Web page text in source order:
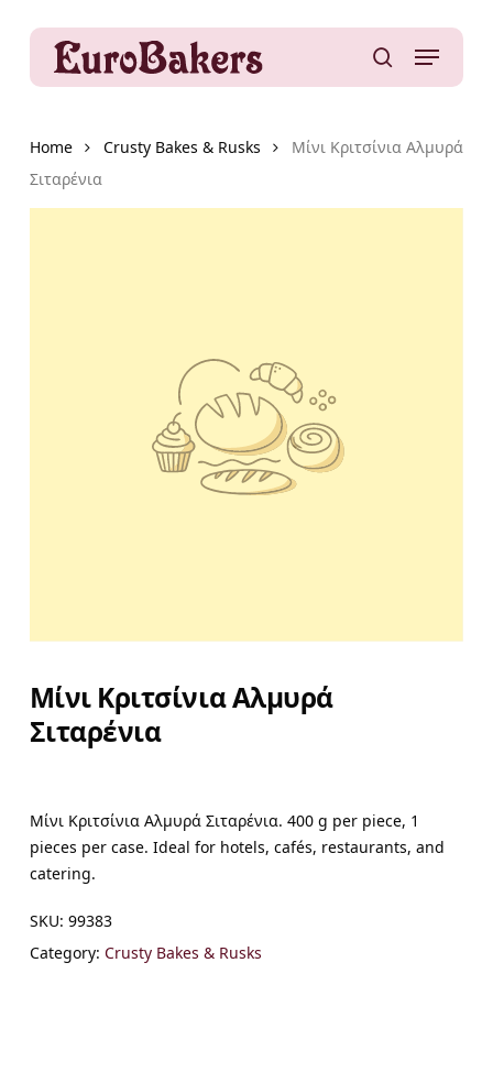
content
Menu
Home Crusty Bakes & Rusks
Μίνι Κριτσίνια Αλμυρά
Σιταρένια
Μίνι Κριτσίνια Αλμυρά
Σιταρένια
Μίνι Κριτσίνια Αλμυρά Σιταρένια. 400 g per piece, 1
pieces per case. Ideal for hotels, cafés, restaurants, and
catering.
SKU: 99383
Category: Crusty Bakes & Rusks